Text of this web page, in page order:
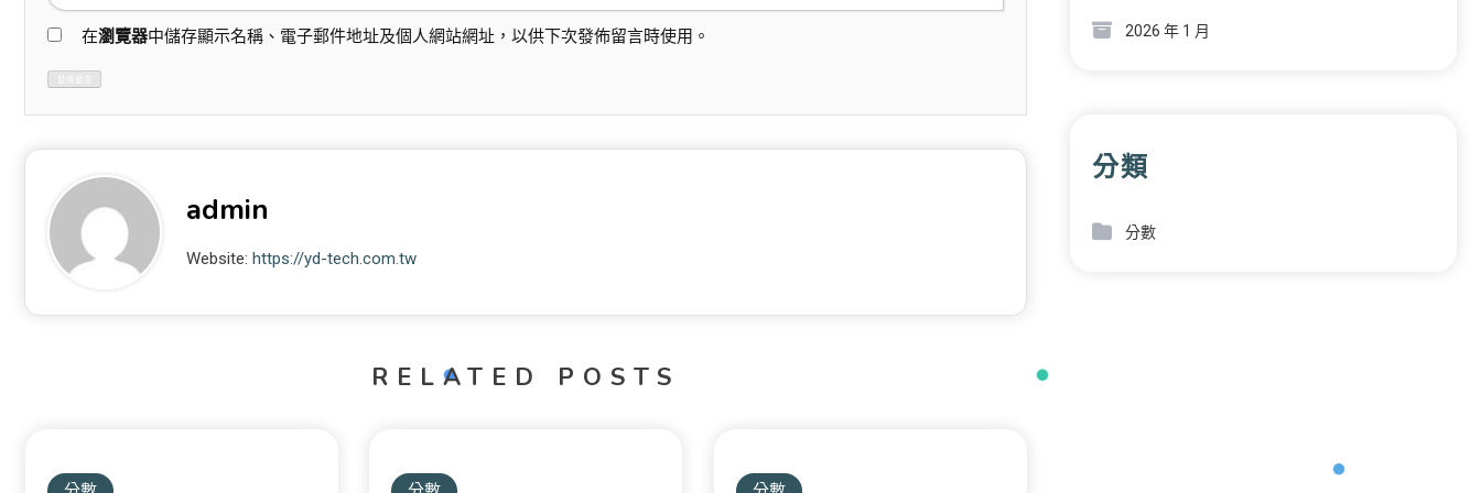
在瀏覽器中儲存顯示名稱、電子郵件地址及個人網站網址，以供下次發佈留言時使用。
admin
Website: https://yd-tech.com.tw
RELATED POSTS
2026 年 1 月
分類
分數